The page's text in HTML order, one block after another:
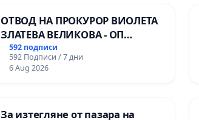
ОТВОД НА ПРОКУРОР ВИОЛЕТА
ЗЛАТЕВА ВЕЛИКОВА - ОП
ДОБРИЧ
592 подписи
592 Подписи / 7 дни
6 Aug 2026
За изтегляне от пазара на